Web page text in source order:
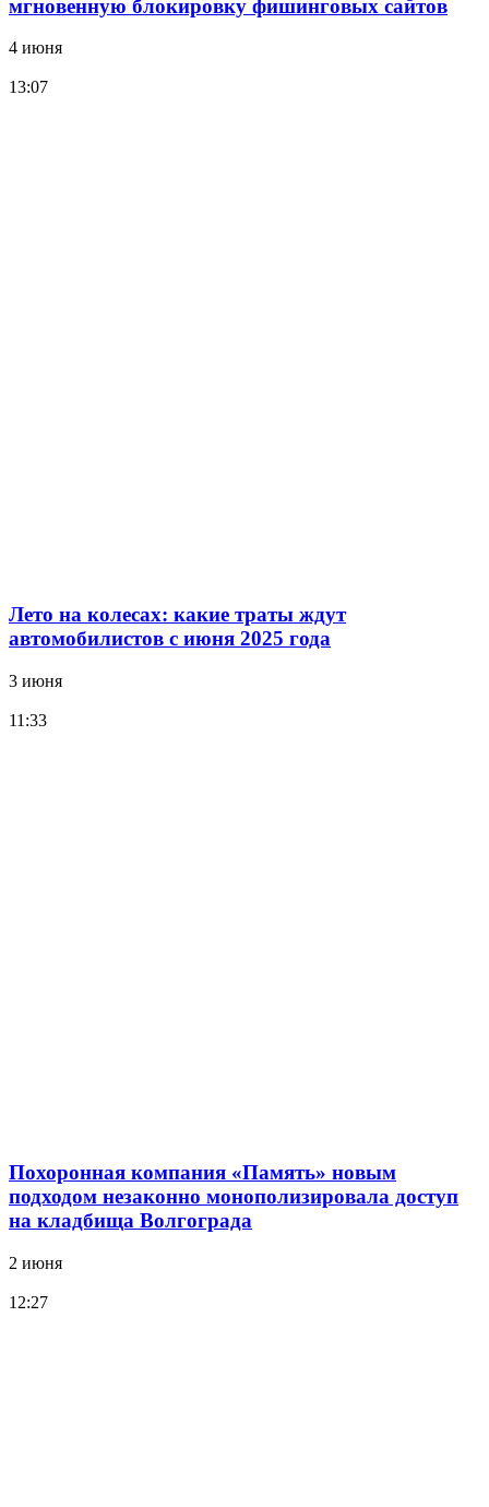
мгновенную блокировку фишинговых сайтов
4 июня
13:07
Лето на колесах: какие траты ждут
автомобилистов с июня 2025 года
3 июня
11:33
Похоронная компания «Память» новым
подходом незаконно монополизировала доступ
на кладбища Волгограда
2 июня
12:27